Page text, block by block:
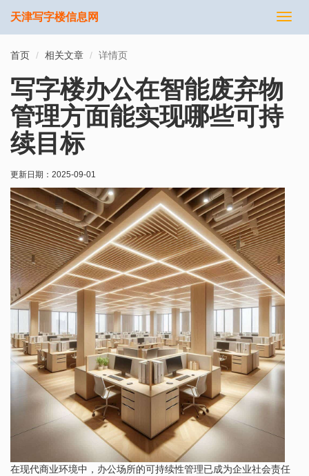
切
天津写字楼信息网
首页 相关文章 详情页
写字楼办公在智能废弃物
管理方面能实现哪些可持
续目标
更新日期： 2025-09-01
在现代商业环境中，办公场所的可持续性管理已成为企业社会责任